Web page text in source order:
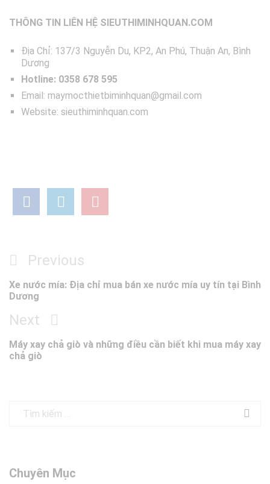
THÔNG TIN LIÊN HỆ SIEUTHIMINHQUAN.COM
Địa Chỉ: 137/3 Nguyễn Du, KP2, An Phú, Thuận An, Bình
Dương
Hotline: 0358 678 595
Email: maymocthietbiminhquan@gmail.com
Website: sieuthiminhquan.com
Điều
hướng
bài
viết
Previous
Post
Previous
Xe nước mía: Địa chỉ mua bán xe nước mía uy tín tại Bình
Dương
Next
Post
Next
Máy xay chả giò và những điều cần biết khi mua máy xay
chả giò
Chuyên Mục